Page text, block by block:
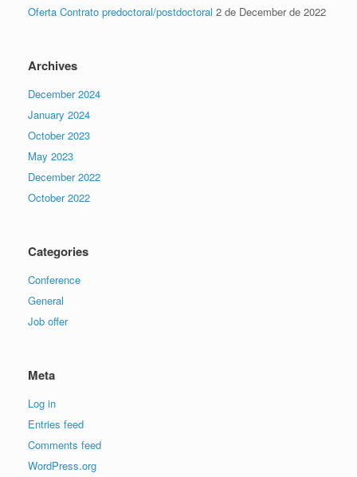
Oferta Contrato predoctoral/postdoctoral 2 de December de 2022
Archives
December 2024
January 2024
October 2023
May 2023
December 2022
October 2022
Categories
Conference
General
Job offer
Meta
Log in
Entries feed
Comments feed
WordPress.org